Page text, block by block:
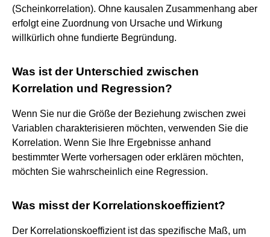
(Scheinkorrelation). Ohne kausalen Zusammenhang aber
erfolgt eine Zuordnung von Ursache und Wirkung
willkürlich ohne fundierte Begründung.
Was ist der Unterschied zwischen
Korrelation und Regression?
Wenn Sie nur die Größe der Beziehung zwischen zwei
Variablen charakterisieren möchten, verwenden Sie die
Korrelation. Wenn Sie Ihre Ergebnisse anhand
bestimmter Werte vorhersagen oder erklären möchten,
möchten Sie wahrscheinlich eine Regression.
Was misst der Korrelationskoeffizient?
Der Korrelationskoeffizient ist das spezifische Maß, um